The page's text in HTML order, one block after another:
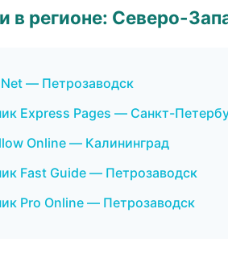
в регионе: Северо-
— Петрозаводск
Express Pages — Санкт-
Online — Калининград
Fast Guide — Петрозаводск
Pro Online — Петрозаводск